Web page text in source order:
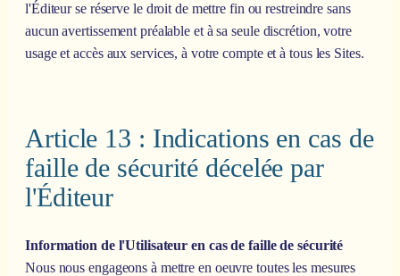
l'Éditeur se réserve le droit de mettre fin ou restreindre sans
aucun avertissement préalable et à sa seule discrétion, votre
usage et accès aux services, à votre compte et à tous les Sites.
Article 13 : Indications en cas de
faille de sécurité décelée par
l'Éditeur
Information de l'Utilisateur en cas de faille de sécurité
Nous nous engageons à mettre en oeuvre toutes les mesures